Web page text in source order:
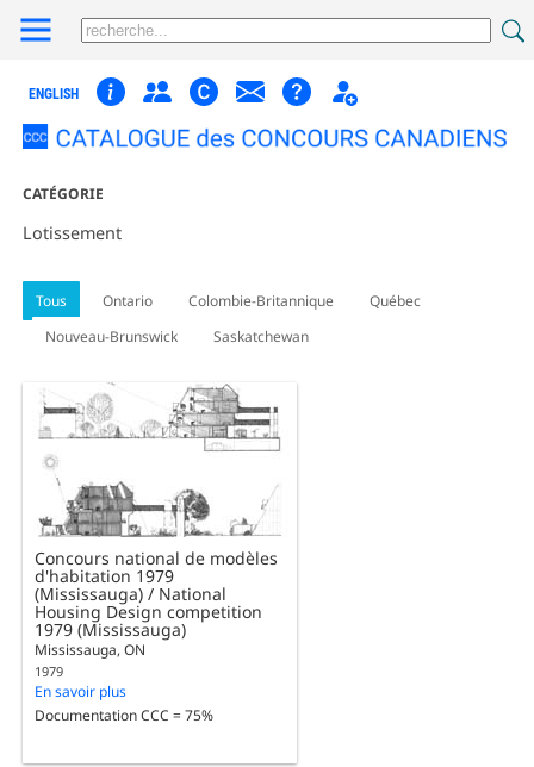
ENGLISH
CATÉGORIE
Lotissement
Tous Ontario Colombie-Britannique
Québec
Nouveau-Brunswick
Saskatchewan
Concours national de modèles
d'habitation 1979
(Mississauga) / National
Housing Design competition
1979 (Mississauga)
Mississauga, ON
1979
En savoir plus
Documentation CCC = 75%